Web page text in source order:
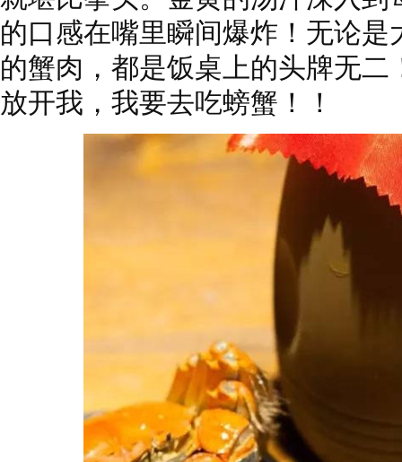
的口感在嘴里瞬间爆炸！ 无论是
的蟹肉， 都是饭桌上的头牌无二
放开我，我要去吃螃蟹！！